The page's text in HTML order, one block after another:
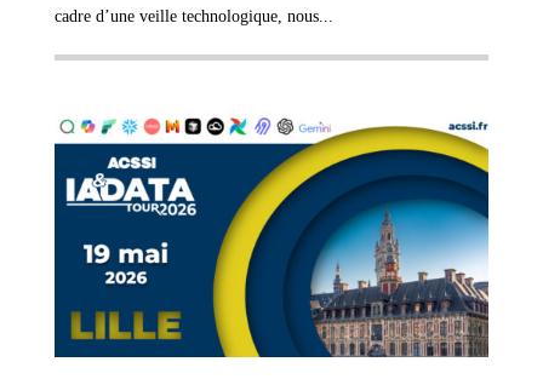
cadre d’une veille technologique, nous...